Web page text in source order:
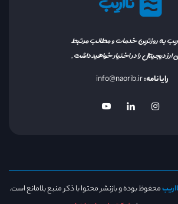
به روزترین خدمات و مطالب مرتبط
ارز دیجیتال را در اختیار خواهید داشت.
رایانامه:info@naorib.ir
محفوظ بوده و بازنشر محتوا با ذکر منبع بلامانع است.